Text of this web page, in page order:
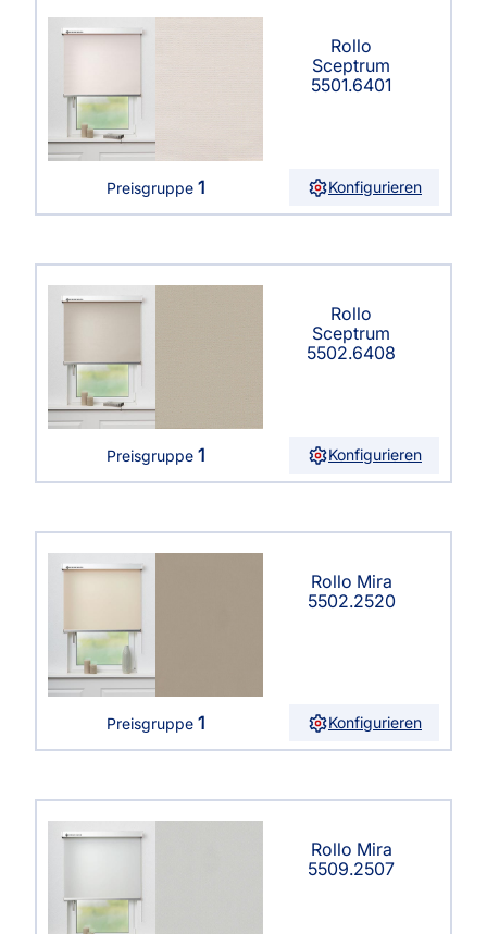
Rollo
Sceptrum
5501.6401
Preisgruppe 1 Konfigurieren
Rollo
Sceptrum
5502.6408
Preisgruppe 1 Konfigurieren
Rollo Mira
5502.2520
Preisgruppe 1 Konfigurieren
Rollo Mira
5509.2507